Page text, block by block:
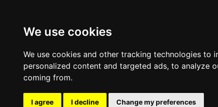
We use cookies
We use cookies and other tracking technologies
personalized content and targeted ads, to analyze
coming from.
I agree I decline Change my preferences